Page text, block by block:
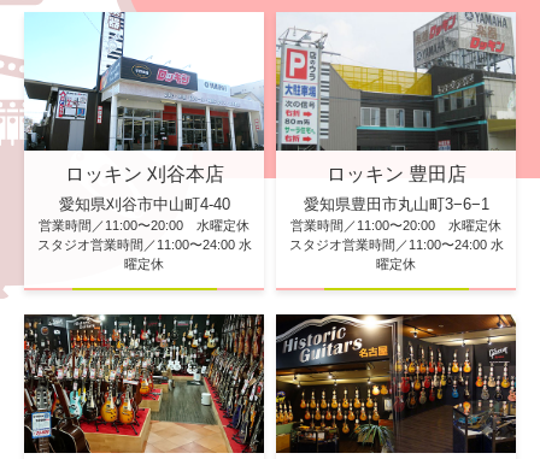
ロッキン 刈谷本店
愛知県刈谷市中山町4-40
営業時間／11:00〜20:00 水曜定休
スタジオ営業時間／11:00〜24:00 水
曜定休
ロッキン 豊田店
愛知県豊田市丸山町3−6−1
営業時間／11:00〜20:00 水曜定休
スタジオ営業時間／11:00〜24:00 水
曜定休